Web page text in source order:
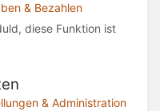
& Bezahlen
diese Funktion ist
& Administration